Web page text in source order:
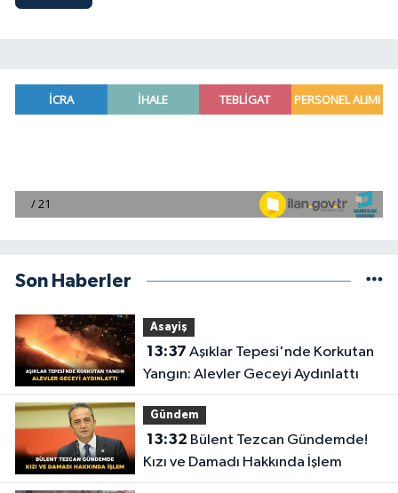
Son Haberler
Asayiş
13:37
Yangın: Alevler Geceyi Aydınlattı
Gündem
13:32
Kızı ve Damadı Hakkında İşlem